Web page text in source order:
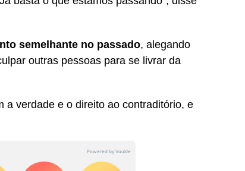
semelhante no passado, alegando
outras pessoas para se livrar da
a verdade e o direito ao contraditório, e